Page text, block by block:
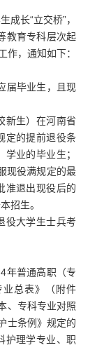
长“立交桥”，
教育专科层次起
作，通知如下：
毕业生，且现
生）在河南省
定的提前退役条
业的毕业生；
现役满规定的最
准退出现役后的
招生。
大学生士兵考
普通高职（专
总表》（附件
、专科专业对照
士条例》规定的
护理学专业、职